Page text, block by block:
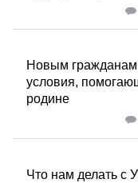
Новым гражданам
условия,
родине
Что нам делать с